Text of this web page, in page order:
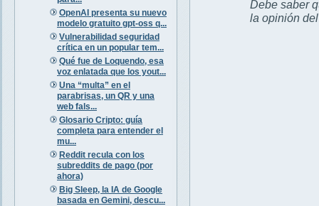
OpenAI presenta su nuevo
modelo gratuito gpt-oss q...
Vulnerabilidad seguridad
crítica en un popular tem...
Qué fue de Loquendo, esa
voz enlatada que los yout...
Una “multa” en el
parabrisas, un QR y una
web fals...
Glosario Cripto: guía
completa para entender el
mu...
Reddit recula con los
subreddits de pago (por
ahora)
Big Sleep, la IA de Google
basada en Gemini, descu...
Debe saber
la opinión